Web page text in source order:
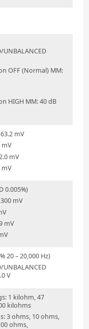
UNBALANCED
OFF (Normal) MM:
HIGH MM: 40 dB
mV
mV
mV
mV
0.005%)
mV
mV
20 – 20,000 Hz)
UNBALANCED
V
1 kilohm, 47
kilohms
3 ohms, 10 ohms,
ohms,